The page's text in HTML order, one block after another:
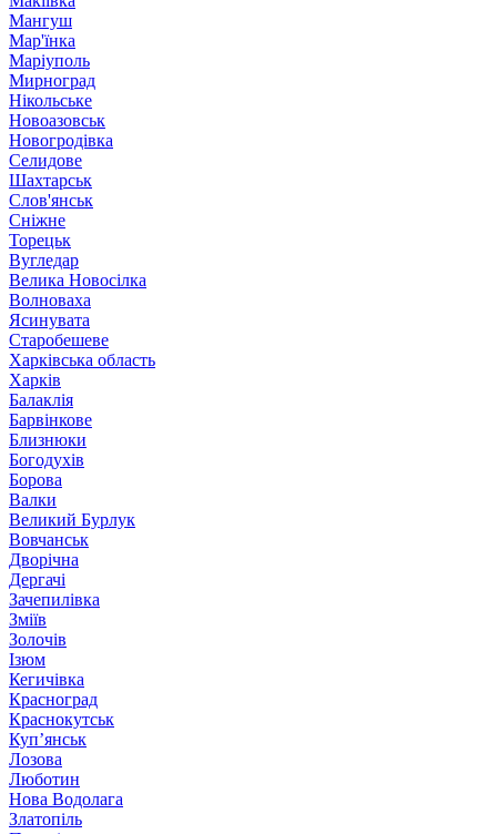
Мангуш
Мар'їнка
Маріуполь
Мирноград
Нікольське
Новоазовськ
Новогродівка
Селидове
Шахтарськ
Слов'янськ
Сніжне
Торецьк
Вугледар
Велика Новосілка
Волноваха
Ясинувата
Старобешеве
Харківська область
Харків
Балаклія
Барвінкове
Близнюки
Богодухів
Борова
Валки
Великий Бурлук
Вовчанськ
Дворічна
Дергачі
Зачепилівка
Зміїв
Золочів
Ізюм
Кегичівка
Красноград
Краснокутськ
Куп’янськ
Лозова
Люботин
Нова Водолага
Златопіль